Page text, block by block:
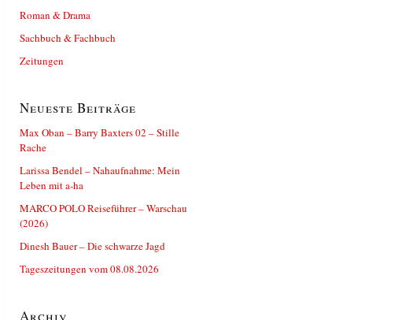
Roman & Drama
Sachbuch & Fachbuch
Zeitungen
Neueste Beiträge
Max Oban – Barry Baxters 02 – Stille
Rache
Larissa Bendel – Nahaufnahme: Mein
Leben mit a-ha
MARCO POLO Reiseführer – Warschau
(2026)
Dinesh Bauer – Die schwarze Jagd
Tageszeitungen vom 08.08.2026
Archiv